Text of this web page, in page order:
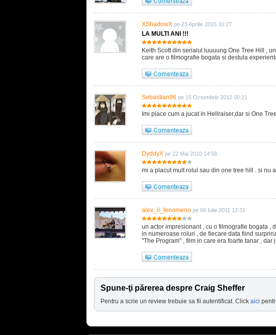
XShadowX pe 23 Aprilie 2015 10:27
LA MULTI ANI !!!
Keith Scott din serialul luuuung One Tree Hill ,
care are o filmografie bogata si destula
Sebastian96 pe 15 Octombrie 2012 00:21
Imi place cum a jucat in Hellraiser,dar si One
DyddyX pe 22 Mai 2010 14:58
mi a placut mult rolul sau din one tree hill . si nu
alex_il_fenomeno pe 06 Iulie 2011 12:31
un actor impresionant , cu o filmografie bogata ,
in numeroase roluri , de fiecare data fiind
"The Program" , film in care era foarte tanar , dar
Spune-ţi părerea despre Craig Sheffer
Pentru a scrie un review trebuie sa fii autentificat. Click aici